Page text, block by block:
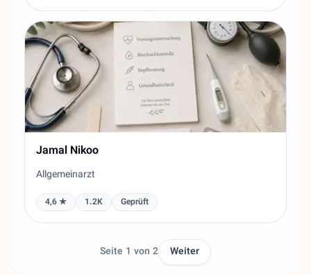
Jamal Nikoo
Allgemeinarzt
4,6 ★ 1.2K Geprüft
Seite 1 von 2 Weiter